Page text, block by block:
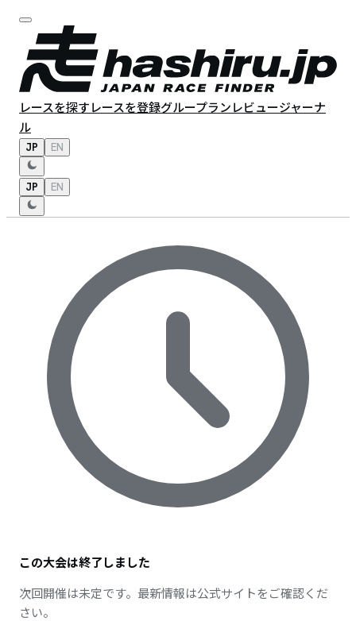
レースを探すレースを登録グループランレビュージャーナ
ル
JP EN
JP EN
この大会は終了しました
次回開催は未定です。最新情報は公式サイトをご確認くだ
さい。